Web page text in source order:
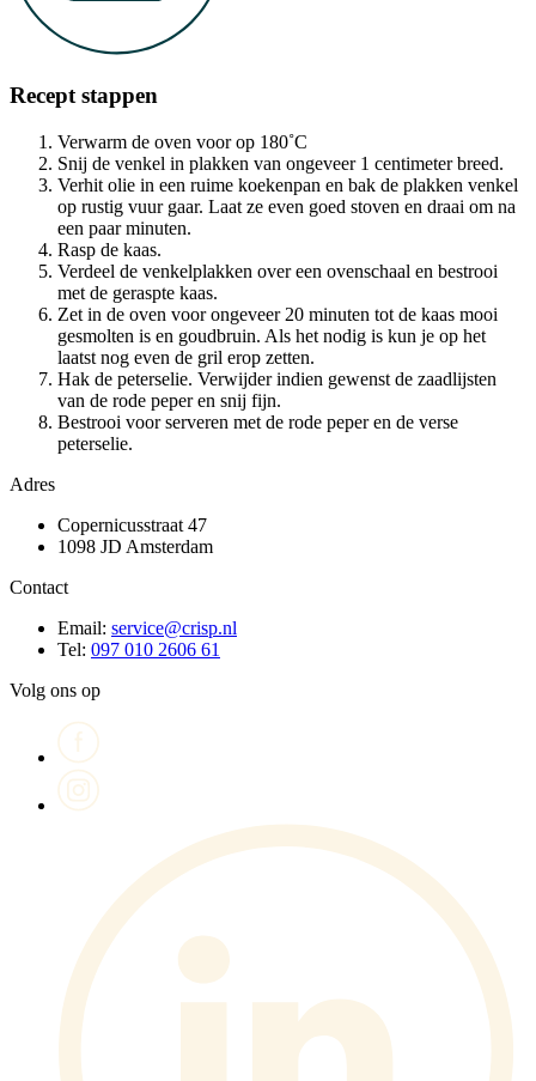
Recept stappen
Verwarm de oven voor op 180˚C
Snij de venkel in plakken van ongeveer 1 centimeter breed.
Verhit olie in een ruime koekenpan en bak de plakken venkel
op rustig vuur gaar. Laat ze even goed stoven en draai om na
een paar minuten.
Rasp de kaas.
Verdeel de venkelplakken over een ovenschaal en bestrooi
met de geraspte kaas.
Zet in de oven voor ongeveer 20 minuten tot de kaas mooi
gesmolten is en goudbruin. Als het nodig is kun je op het
laatst nog even de gril erop zetten.
Hak de peterselie. Verwijder indien gewenst de zaadlijsten
van de rode peper en snij fijn.
Bestrooi voor serveren met de rode peper en de verse
peterselie.
Adres
Copernicusstraat 47
1098 JD Amsterdam
Contact
Email: service@crisp.nl
Tel: 097 010 2606 61
Volg ons op